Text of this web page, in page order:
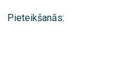
Pieteikšanās: